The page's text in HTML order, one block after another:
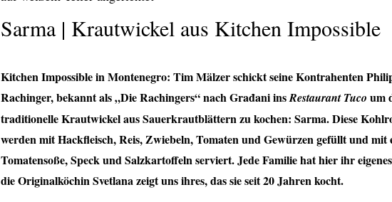
Sarma | Krautwickel aus Kitchen Impossible
Kitchen Impossible in Montenegro: Tim Mälzer schickt seine Kontrahenten
Rachinger, bekannt als „Die Rachingers“ nach Građani insRestaurant Tuco um
traditionelle Krautwickel aus Sauerkrautblättern zu kochen: Sarma. Diese
werden mit Hackfleisch, Reis, Zwiebeln, Tomaten und Gewürzen gefüllt und mit
Tomatensoße, Speck und Salzkartoffeln serviert. Jede Familie hat hier ihr
die Originalköchin Svetlana zeigt uns ihres, das sie seit 20 Jahren kocht.